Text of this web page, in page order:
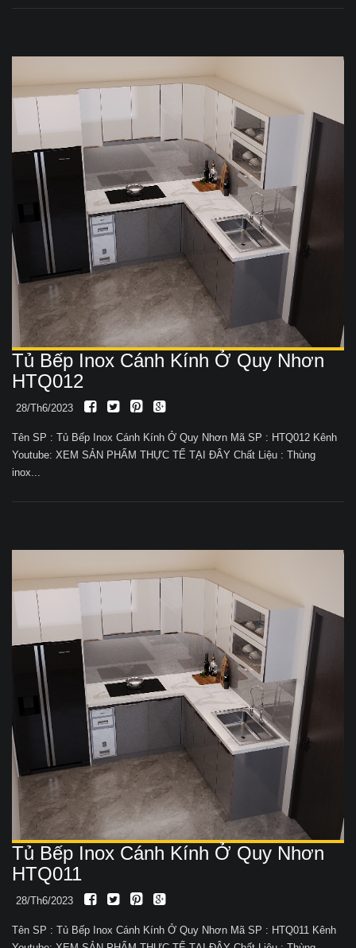
Tủ Bếp Inox Cánh Kính Ở Quy Nhơn
HTQ012
28/Th6/2023
Tên SP : Tủ Bếp Inox Cánh Kính Ở Quy Nhơn Mã SP : HTQ012 Kênh
Youtube: XEM SẢN PHẨM THỰC TẾ TẠI ĐÂY Chất Liệu : Thùng
inox...
Tủ Bếp Inox Cánh Kính Ở Quy Nhơn
HTQ011
28/Th6/2023
Tên SP : Tủ Bếp Inox Cánh Kính Ở Quy Nhơn Mã SP : HTQ011 Kênh